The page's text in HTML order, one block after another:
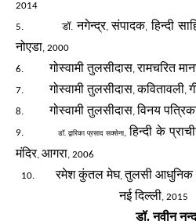
2014
5.डॉ.नगेन्द्र,संपादक, हिन्दी
नोएडा, 2000
6. गोस्वामी तुलसीदास, रामचरित
7. गोस्वामी तुलसीदास, कवितावली,
8. गोस्वामी तुलसीदास, विनय
9. डॉ. द्वारिका प्रसाद सक्सेना, हिन्दी के
मंदिर, आगरा, 2006
10. रमेश कुंतल मेघ, तुलसी आधुनिक
नई दिल्ली, 2015
डॉ. नवीन